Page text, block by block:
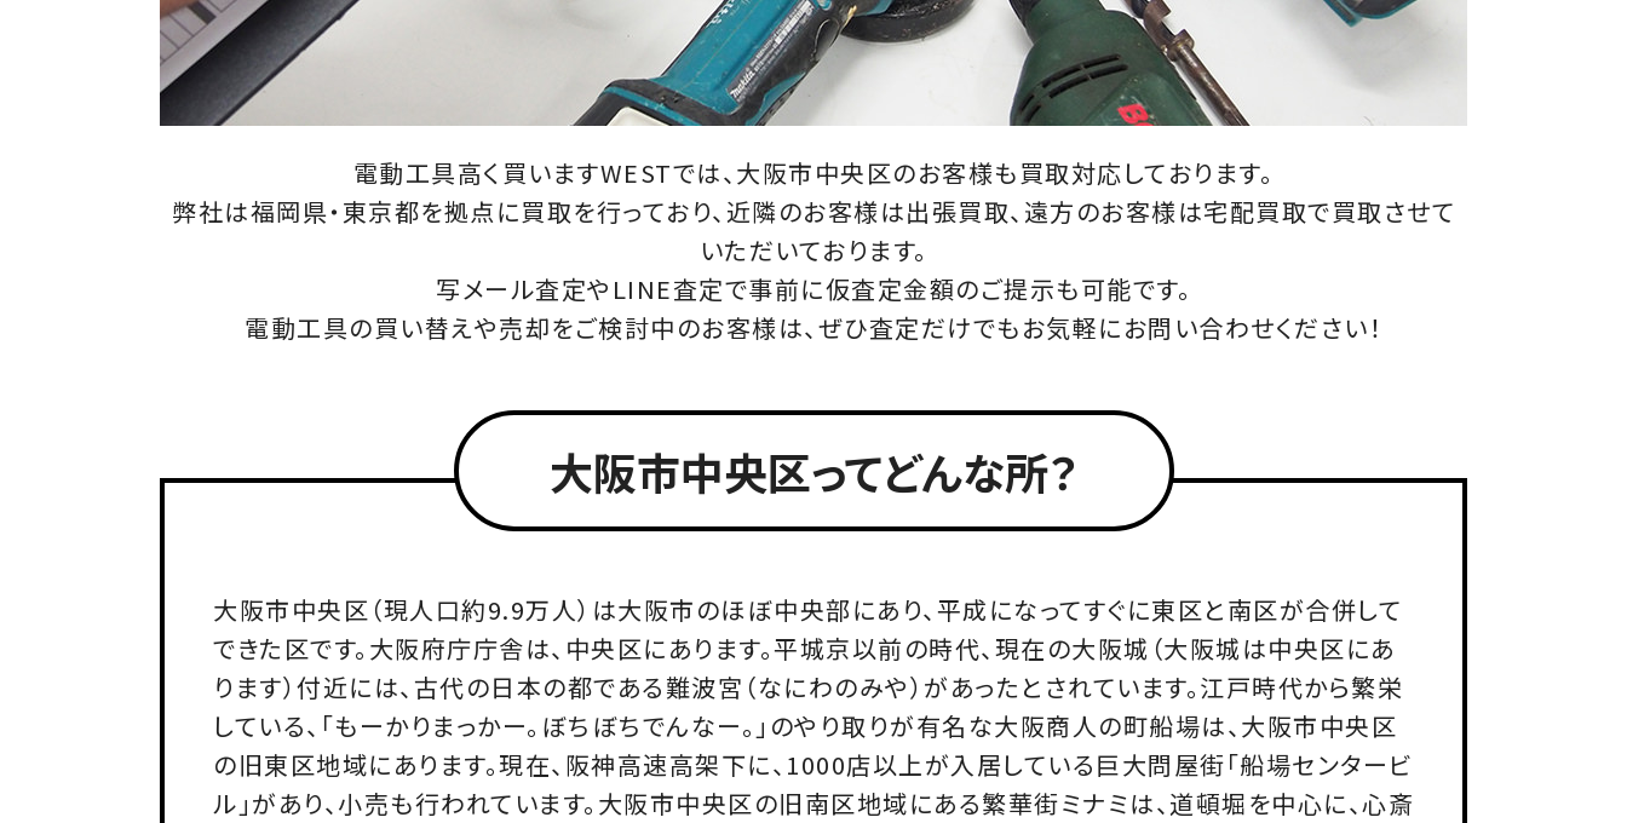
電動工具高く買いますWESTでは、大阪市中央区のお客様も買取対応しております。
弊社は福岡県・東京都を拠点に買取を行っており、近隣のお客様は出張買取、遠方のお客様は宅配買取で買取させて
いただいております。
写メール査定やLINE査定で事前に仮査定金額のご提示も可能です。
電動工具の買い替えや売却をご検討中のお客様は、ぜひ査定だけでもお気軽にお問い合わせください！
大阪市中央区ってどんな所？
大阪市中央区（現人口約9.9万人）は大阪市のほぼ中央部にあり、平成になってすぐに東区と南区が合併して
できた区です。大阪府庁庁舎は、中央区にあります。平城京以前の時代、現在の大阪城（大阪城は中央区にあ
ります）付近には、古代の日本の都である難波宮（なにわのみや）があったとされています。江戸時代から繁栄
している、「もーかりまっかー。ぼちぼちでんなー。」のやり取りが有名な大阪商人の町船場は、大阪市中央区
の旧東区地域にあります。現在、阪神高速高架下に、1000店以上が入居している巨大問屋街「船場センタービ
ル」があり、小売も行われています。大阪市中央区の旧南区地域にある繁華街ミナミは、道頓堀を中心に、心斎